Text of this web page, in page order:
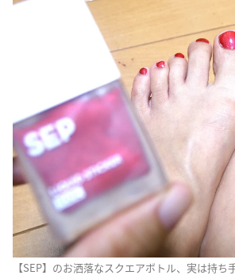
【SEP】のお洒落なスクエアボトル、実は持ち